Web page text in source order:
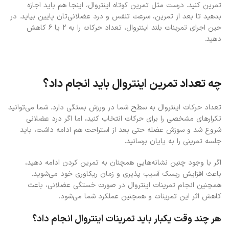
تمرین کنید. درست مثل تمرین کوتاه اینتروال، اینجا هم باید اجازه
بدهید تا بعد از تمرین، سرعت تنفس و درد عضلانی‌تان پایین بیاید. در
حین اجرای تمرینات بلند اینتروال، تعداد حرکات را به ۲ یا ۶ کاهش
دهید.
چه تعداد تمرین اینتروال باید انجام داد؟
تعداد حرکات اینتروال به سطح شما در ورزش بستگی دارد. شما می‌توانید
تکرار‌های مشخصی را برای حرکات انتخاب کنید، اما اگر درد عضلانی
شروع شد و سوزش عضله حتی بعد از استراحت هم ادامه داشت، باید
جلسه‌ تمرینی را به پایان برسانید.
اگر با وجود چنین نشانه‌هایی همچنان به تمرین کردن ادامه دهید،
باعث افزایش ریسک آسیب‌ پذیری و زمان ریکاوری خود می‌شوید.
همچنین انجام تمرینات اینتروال در صورت خستگی عضلانی، باعث
کاهش اثر این تمرینات و همچنین عملکرد شما می‌شود.
هر چند وقت یکبار باید تمرینات اینتروال انجام داد؟